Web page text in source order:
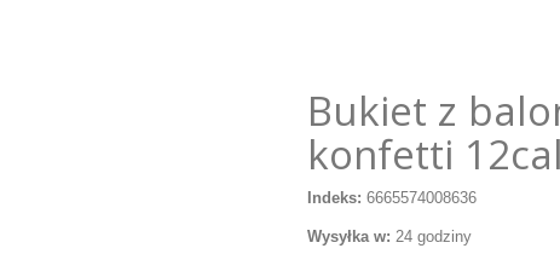
Bukiet z
konfetti
Indeks: 6665574008636
Wysyłka w: 24 godziny